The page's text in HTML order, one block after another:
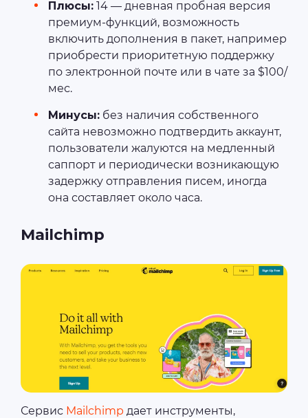
Плюсы: 14 — дневная пробная версия
премиум-функций, возможность
включить дополнения в пакет, например
приобрести приоритетную поддержку
по электронной почте или в чате за $100/
мес.
Минусы: без наличия собственного
сайта невозможно подтвердить аккаунт,
пользователи жалуются на медленный
саппорт и периодически возникающую
задержку отправления писем, иногда
она составляет около часа.
Mailchimp
Сервис Mailchimp дает инструменты,